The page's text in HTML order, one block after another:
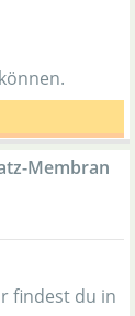
Membran
findest du in